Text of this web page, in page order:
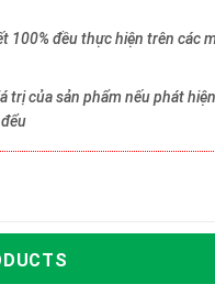
100% đều thực hiện trên các
trị của sản phẩm nếu phát